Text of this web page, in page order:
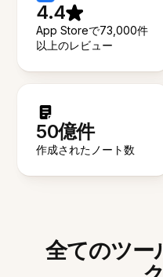
4.4
App Storeで73,000件
以上のレビュー
50億件
作成されたノート数
全てのツー